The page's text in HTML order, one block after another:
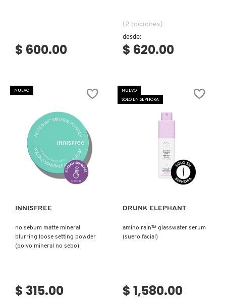
$ 600.00
(2 opciones)
desde:
$ 620.00
NUEVO
Ver más
INNISFREE
no sebum matte mineral
blurring loose setting powder
(polvo mineral no sebo)
$ 315.00
NUEVO
SOLO EN SEPHORA
Ver más
DRUNK ELEPHANT
amino rain™ glasswater serum
(suero facial)
$ 1,580.00